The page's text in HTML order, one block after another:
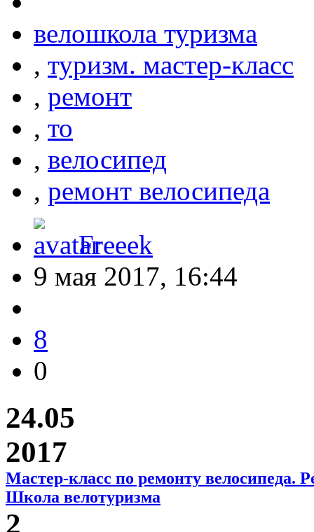
велошкола туризма
, туризм. мастер-класс
, ремонт
, то
, велосипед
, ремонт велосипеда
Freeek
9 мая 2017, 16:44
8
0
24.05
2017
Мастер-класс по ремонту велосипеда.
Школа велотуризма
2